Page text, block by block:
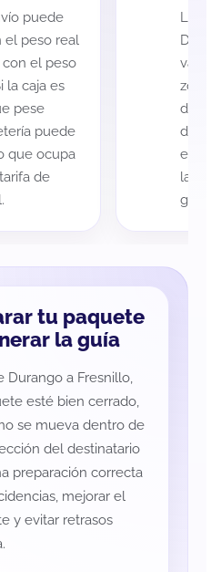
puede
el peso real
el peso
la caja es
pese
puede
que ocupa
de
La
variar
zona
de
de
eso
la
guía
tu paquete
la guía
Durango a Fresnillo,
esté bien cerrado,
se mueva dentro de
del destinatario
preparación correcta
mejorar el
y evitar retrasos